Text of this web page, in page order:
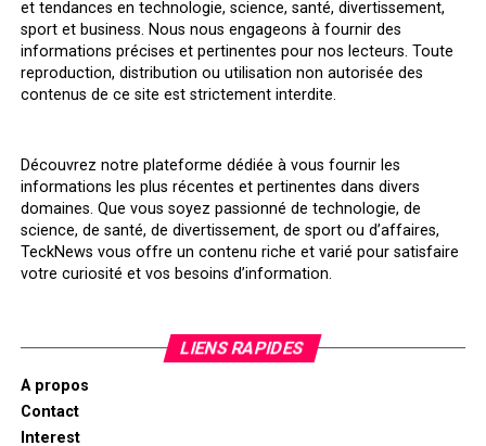
et tendances en technologie, science, santé, divertissement,
sport et business. Nous nous engageons à fournir des
informations précises et pertinentes pour nos lecteurs. Toute
reproduction, distribution ou utilisation non autorisée des
contenus de ce site est strictement interdite.
Découvrez notre plateforme dédiée à vous fournir les
informations les plus récentes et pertinentes dans divers
domaines. Que vous soyez passionné de technologie, de
science, de santé, de divertissement, de sport ou d’affaires,
TeckNews vous offre un contenu riche et varié pour satisfaire
votre curiosité et vos besoins d’information.
LIENS RAPIDES
A propos
Contact
Interest